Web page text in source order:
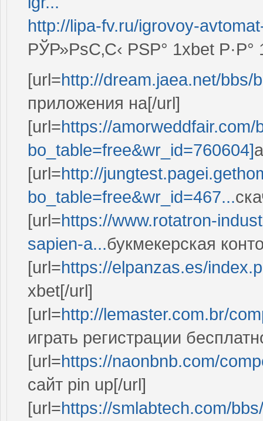
http://lipa-fv.ru/igrovoy-
РЎР»РѕС‚С‹ РЅР° 1xbet
[url=http://dream.jaea.net/bbs/
приложения на[/url]
[url=https://amorweddfair.com/
bo_table=free&wr_id=760604]
[url=http://
bo_table=free&wr_id=467...
[url=https://www.rotatron-
sapien-a...букмекерская
[url=https://elpanzas.es/
xbet[/url]
[url=http://lemaster.com.br/
играть регистрации
[url=https://naonbnb.com/
сайт pin up[/url]
[url=https://smlabtech.com/